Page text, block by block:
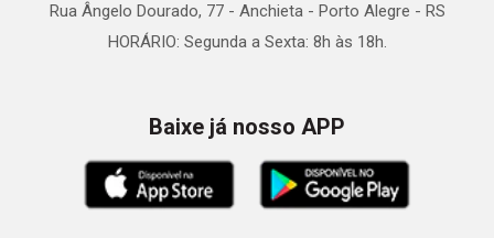
Rua Ângelo Dourado, 77 - Anchieta - Porto Alegre - RS
HORÁRIO: Segunda a Sexta: 8h às 18h.
Baixe já nosso APP